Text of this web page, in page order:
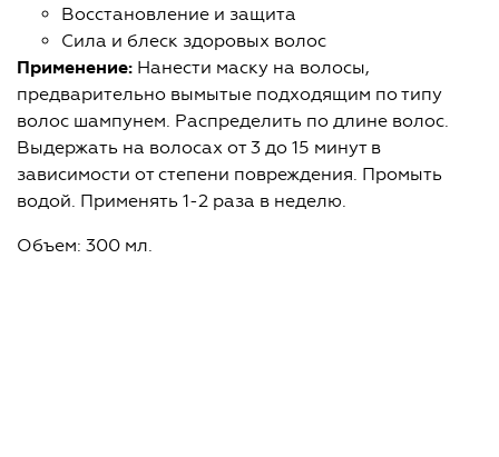
Восстановление и защита
Сила и блеск здоровых волос
Применение: Нанести маску на волосы,
предварительно вымытые подходящим по типу
волос шампунем. Распределить по длине волос.
Выдержать на волосах от 3 до 15 минут в
зависимости от степени повреждения. Промыть
водой. Применять 1-2 раза в неделю.
Объем: 300 мл.